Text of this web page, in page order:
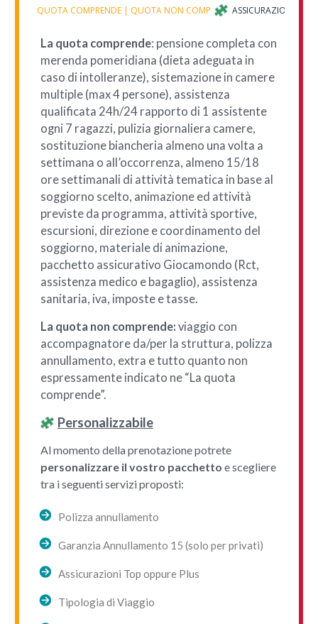
QUOTA COMPRENDE | QUOTA NON COMPRENDEASSICURAZIONI
La quota comprende: pensione completa con
merenda pomeridiana (dieta adeguata in
caso di intolleranze), sistemazione in camere
multiple (max 4 persone), assistenza
qualificata 24h/24 rapporto di 1 assistente
ogni 7 ragazzi, pulizia giornaliera camere,
sostituzione biancheria almeno una volta a
settimana o all’occorrenza, almeno 15/18
ore settimanali di attività tematica in base al
soggiorno scelto, animazione ed attività
previste da programma, attività sportive,
escursioni, direzione e coordinamento del
soggiorno, materiale di animazione,
pacchetto assicurativo Giocamondo (Rct,
assistenza medico e bagaglio), assistenza
sanitaria, iva, imposte e tasse.
La quota non comprende: viaggio con
accompagnatore da/per la struttura, polizza
annullamento, extra e tutto quanto non
espressamente indicato ne “La quota
comprende”.
Personalizzabile
Al momento della prenotazione potrete
personalizzare il vostro pacchetto e scegliere
tra i seguenti servizi proposti:
Polizza annullamento
Garanzia Annullamento 15 (solo per privati)
Assicurazioni Top oppure Plus
Tipologia di Viaggio